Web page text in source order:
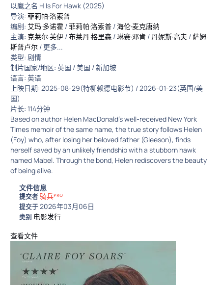
以鹰之名 H Is For Hawk (2025)
导演: 菲莉帕·洛索普
编剧: 艾玛·多诺霍 /菲莉帕·洛索普 /海伦·麦克唐纳
主演: 克莱尔·芙伊 /布莱丹·格里森 /琳赛·邓肯 /丹妮斯·高夫 /萨姆·
斯普卢尔 / 更多...
类型: 剧情
制片国家/地区: 英国 / 美国 / 新加坡
语言: 英语
上映日期: 2025-08-29(特柳赖德电影节) / 2026-01-23(英国/美
国)
片长: 114分钟
Based on author Helen MacDonald’s well-received New York
Times memoir of the same name, the true story follows Helen
(Foy) who, after losing her beloved father (Gleeson), finds
herself saved by an unlikely friendship with a stubborn hawk
named Mabel. Through the bond, Helen rediscovers the beauty
of being alive.
文件信息
提交者骑兵ᴾᴿᴼ
提交于2026年03月06日
类别 电影发行
查看文件